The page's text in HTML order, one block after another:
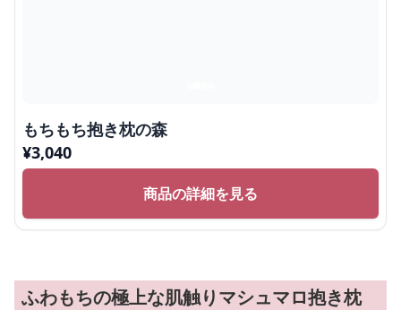
もちもち抱き枕の森
¥3,040
商品の詳細を見る
ふわもちの極上な肌触りマシュマロ抱き枕